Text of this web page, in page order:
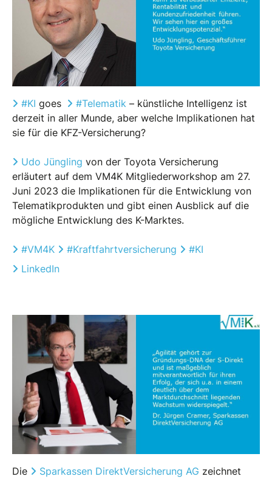
#KI goes #Telematik – künstliche Intelligenz ist
derzeit in aller Munde, aber welche Implikationen hat
sie für die KFZ-Versicherung?
Udo Jüngling von der Toyota Versicherung
erläutert auf dem VM4K Mitgliederworkshop am 27.
Juni 2023 die Implikationen für die Entwicklung von
Telematikprodukten und gibt einen Ausblick auf die
mögliche Entwicklung des K-Marktes.
#VM4K #Kraftfahrtversicherung #KI
LinkedIn
Die Sparkassen DirektVersicherung AG zeichnet